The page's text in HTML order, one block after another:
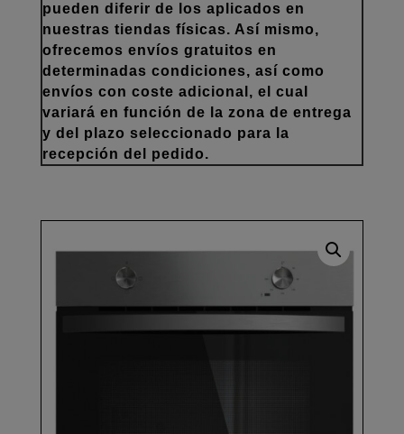
pueden diferir de los aplicados en
nuestras tiendas físicas. Así mismo,
ofrecemos envíos gratuitos en
determinadas condiciones, así como
envíos con coste adicional, el cual
variará en función de la zona de entrega
y del plazo seleccionado para la
recepción del pedido.